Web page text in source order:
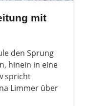
mit
den Sprung
hinein in eine
spricht
Limmer über